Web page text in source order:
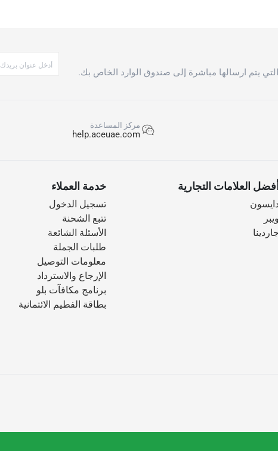
يتم ارسالها مباشرة إلى صندوق الوارد الخاص بك.
مركز المساعدة
help.aceuae.com
أفضل العلامات التجارية
ويبر
جاردينا
خدمة العملاء
تسجيل الدخول
تتبع الشحنة
الأسئلة الشائعة
طلبات الجملة
معلومات التوصيل
الإرجاع والاسترداد
برنامج مكافآت بلو
بطاقة الفطيم الائتمانية